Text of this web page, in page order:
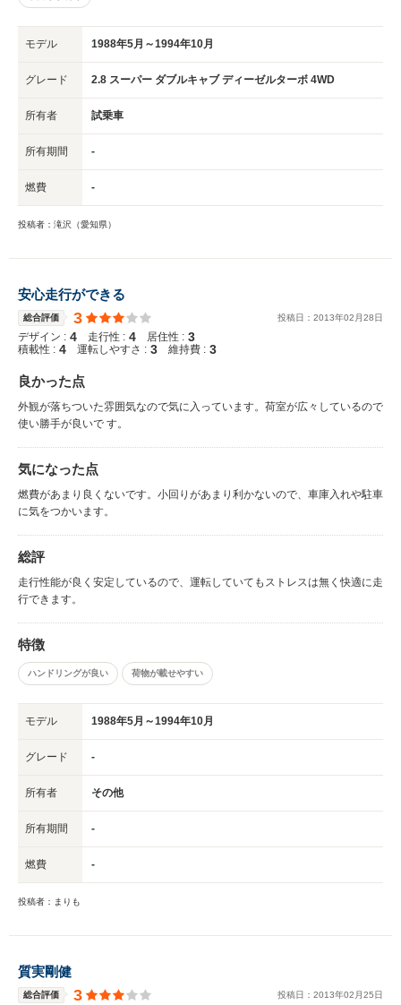
モデル 1988年5月～1994年10月
グレード 2.8 スーパー ダブルキャブ ディーゼルターボ 4WD
所有者 試乗車
所有期間 -
燃費 -
投稿者：滝沢（愛知県）
安心走行ができる
総合評価 3 投稿日： 2013年02 月28日
デザイン : 4 走行性 : 4 居住性 : 3
積載性 : 4 運転しやすさ : 3 維持費 : 3
良かった点
外観が落ちついた雰囲気なので気に入っています。荷室が広々しているので
使い勝手が良いで す。
気になった点
燃費があまり良くないです。小回りがあまり利かないので、車庫入れや駐車
に気をつかいます。
総評
走行性能が良く安定しているので、運転していてもストレスは無く快適に走
行できます。
特徴
ハンドリングが良い 荷物が載せやすい
モデル 1988年5月～1994年10月
グレード -
所有者 その他
所有期間 -
燃費 -
投稿者：まりも
質実剛健
総合評価 3 投稿日： 2013年02 月25日